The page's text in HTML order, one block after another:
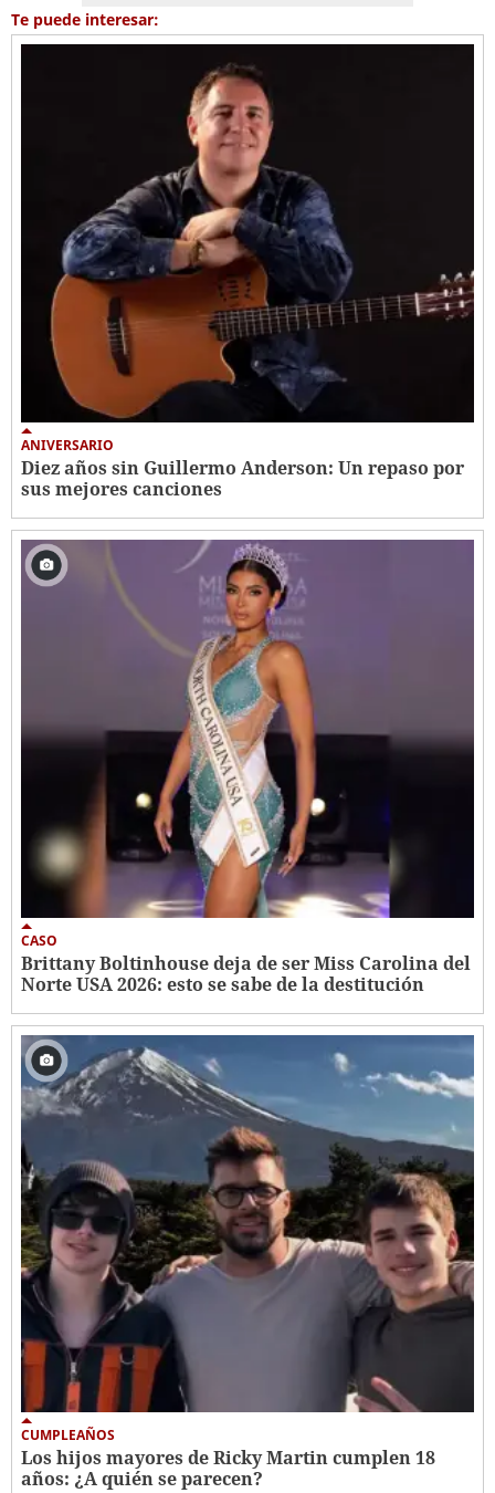
Te puede interesar:
ANIVERSARIO
Diez años sin Guillermo Anderson: Un repaso por
sus mejores canciones
CASO
Brittany Boltinhouse deja de ser Miss Carolina del
Norte USA 2026: esto se sabe de la destitución
CUMPLEAÑOS
Los hijos mayores de Ricky Martin cumplen 18
años: ¿A quién se parecen?